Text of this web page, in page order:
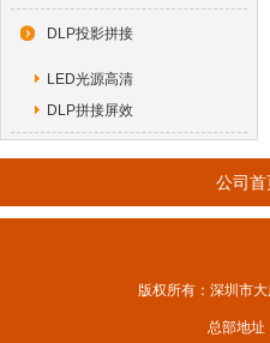
DLP投影拼接
LED光源高清
DLP拼接屏效
公司首
版权所有：深圳市
总部地